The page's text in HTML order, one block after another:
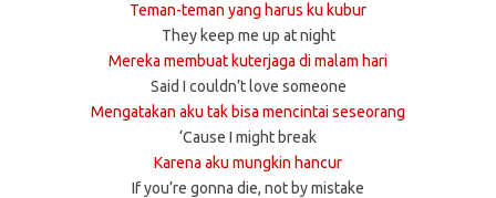
Teman-teman yang harus ku kubur
They keep me up at night
Mereka membuat kuterjaga di malam hari
Said I couldn’t love someone
Mengatakan aku tak bisa mencintai seseorang
‘Cause I might break
Karena aku mungkin hancur
If you’re gonna die, not by mistake